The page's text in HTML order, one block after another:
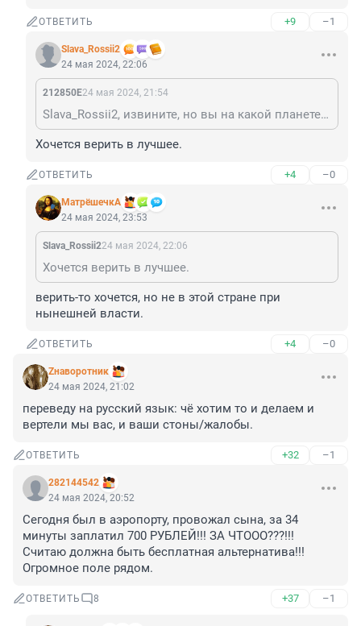
ОТВЕТИТЬ +9 –1
Slava_Rossii2
24 мая 2024, 22:06
212850Е24 мая 2024, 21:54
Slava_Rossii2, извините, но вы на какой планете живёте, что верите в какие-то коллективные иски в российские суды? Или с Луны сюда свалились?
Хочется верить в лучшее.
ОТВЕТИТЬ +4 –0
МатрёшечкА
24 мая 2024, 23:53
Slava_Rossii224 мая 2024, 22:06
Хочется верить в лучшее.
верить-то хочется, но не в этой стране при
нынешней власти.
ОТВЕТИТЬ +4 –0
Zнаворотник
24 мая 2024, 21:02
переведу на русский язык: чё хотим то и делаем и
вертели мы вас, и ваши стоны/жалобы.
ОТВЕТИТЬ +32 –1
282144542
24 мая 2024, 20:52
Сегодня был в аэропорту, провожал сына, за 34
минуты заплатил 700 РУБЛЕЙ!!! ЗА ЧТООО???!!!
Считаю должна быть бесплатная альтернатива!!!
Огромное поле рядом.
ОТВЕТИТЬ 8 +37 –1